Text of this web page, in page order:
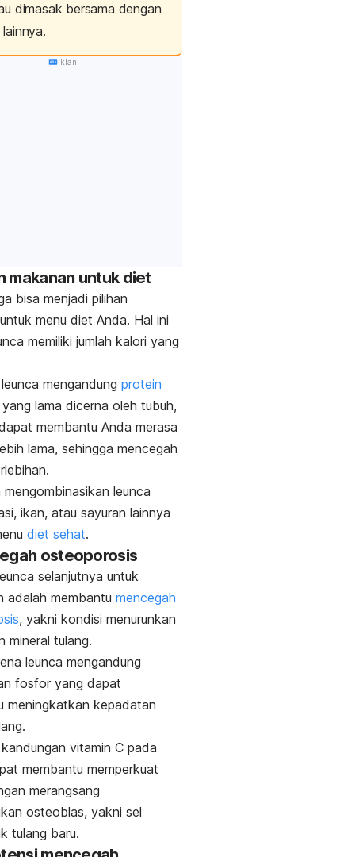
dimasak bersama dengan
Iklan
makanan untuk diet
bisa menjadi pilihan
menu diet Anda. Hal ini
memiliki jumlah kalori yang
mengandung protein
lama dicerna oleh tubuh,
membantu Anda merasa
lama, sehingga mencegah
leunca
ikan, atau sayuran lainnya
diet sehat.
osteoporosis
selanjutnya untuk
adalah membantu mencegah
, yakni kondisi menurunkan
mineral tulang.
leunca mengandung
fosfor yang dapat
meningkatkan kepadatan
vitamin C pada
membantu memperkuat
merangsang
osteoblas, yakni sel
tulang baru.